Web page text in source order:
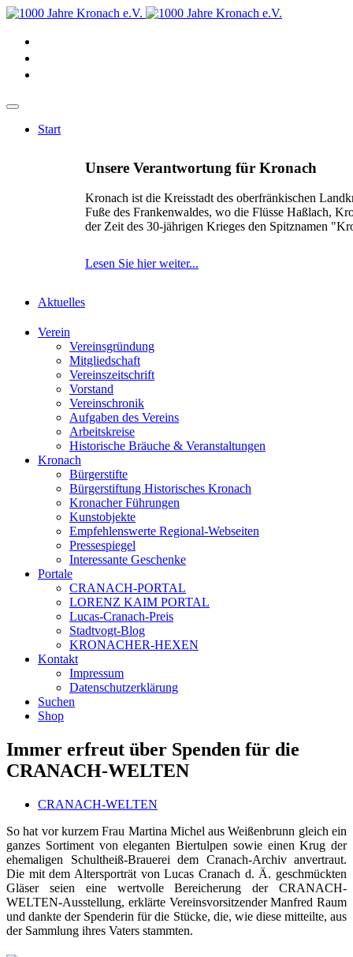
Start
Unsere Verantwortung für Kronach
Kronach ist die Kreisstadt des oberfränkischen
Fuße des Frankenwaldes, wo die Flüsse Haßlach,
der Zeit des 30-jährigen Krieges den Spitznamen
Lesen Sie hier weiter...
Aktuelles
Verein
Vereinsgründung
Mitgliedschaft
Vereinszeitschrift
Vorstand
Vereinschronik
Aufgaben des Vereins
Arbeitskreise
Historische Bräuche & Veranstaltungen
Kronach
Bürgerstifte
Bürgerstiftung Historisches Kronach
Kronacher Führungen
Kunstobjekte
Empfehlenswerte Regional-Webseiten
Pressespiegel
Interessante Geschenke
Portale
CRANACH-PORTAL
LORENZ KAIM PORTAL
Lucas-Cranach-Preis
Stadtvogt-Blog
KRONACHER-HEXEN
Kontakt
Impressum
Datenschutzerklärung
Suchen
Shop
Immer erfreut über Spenden für die
CRANACH-WELTEN
CRANACH-WELTEN
So hat vor kurzem Frau Martina Michel aus Weißenbrunn gleich ein
ganzes Sortiment von eleganten Biertulpen sowie einen Krug der
ehemaligen Schultheiß-Brauerei dem Cranach-Archiv anvertraut.
Die mit dem Altersporträt von Lucas Cranach d. Ä. geschmückten
Gläser seien eine wertvolle Bereicherung der CRANACH-
WELTEN-Ausstellung, erklärte Vereinsvorsitzender Manfred Raum
und dankte der Spenderin für die Stücke, die, wie diese mitteilte, aus
der Sammlung ihres Vaters stammten.